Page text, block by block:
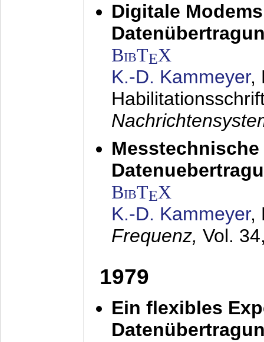
Digitale
BibTEX
K.-D. Kammeyer,
BibTEX
K.-D. Kammeyer,
Frequenz, Vol.
1979
Ein flexibles